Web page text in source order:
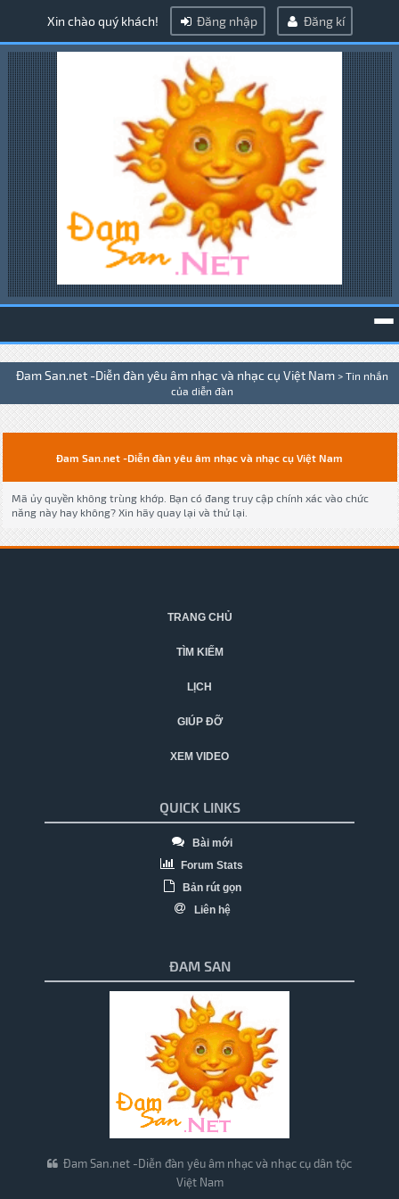
Xin chào quý khách! Đăng nhập Đăng kí
Đam San.net -Diễn đàn yêu âm nhạc và nhạc cụ Việt Nam > Tin nhắn
của diễn đàn
Đam San.net -Diễn đàn yêu âm nhạc và nhạc cụ Việt Nam
Mã ủy quyền không trùng khớp. Bạn có đang truy cập chính xác vào chức
năng này hay không? Xin hãy quay lại và thử lại.
TRANG CHỦ
TÌM KIẾM
LỊCH
GIÚP ĐỠ
XEM VIDEO
QUICK LINKS
Bài mới
Forum Stats
Bản rút gọn
Liên hệ
ĐAM SAN
Đam San.net -Diễn đàn yêu âm nhạc và nhạc cụ dân tộc
Việt Nam